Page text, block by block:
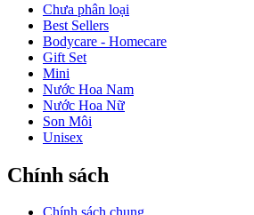
Chưa phân loại
Best Sellers
Bodycare - Homecare
Gift Set
Mini
Nước Hoa Nam
Nước Hoa Nữ
Son Môi
Unisex
Chính sách